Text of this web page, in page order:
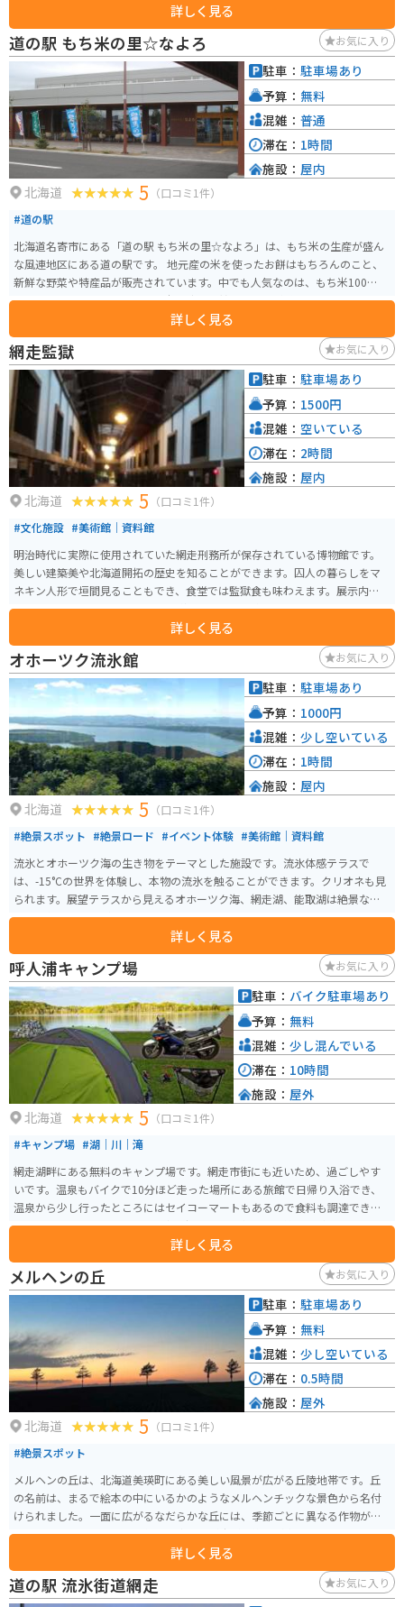
詳しく見る
道の駅 もち米の里☆なよろ お気に入り
北海道 5 （口コミ1件）
#道の駅
北海道名寄市にある「道の駅 もち米の里☆なよろ」は、もち米の生産が盛ん
な風連地区にある道の駅です。 地元産の米を使ったお餅はもちろんのこと、
新鮮な野菜や特産品が販売されています。中でも人気なのは、もち米100%使
用のソフトクリームです。もち米の独特な甘さと風味が感じられる、ここで
しか味わえないソフトクリームです。 バイクで訪れる場合は、広々とした駐
車場があるので安心です。道の駅には、観光案内所や休憩スペースも併設さ
れているので、ツーリングの休憩にも最適な場所です。 周辺には、美しい田
園風景が広がっており、特に夏場は緑一面の稲穂が楽しめます。また、道の
駅から少し足を伸ばせば、ひまわり畑やラベンダー畑など、季節の花々を楽
しむこともできます。
詳しく見る
駐車： 駐車場あり
予算： 無料
混雑： 普通
滞在： 1時間
施設： 屋内
網走監獄 お気に入り
北海道 5 （口コミ1件）
#文化施設 #美術館｜資料館
明治時代に実際に使用されていた網走刑務所が保存されている博物館です。
美しい建築美や北海道開拓の歴史を知ることができます。囚人の暮らしをマ
ネキン人形で垣間見ることもでき、食堂では監獄食も味わえます。展示内容が
わかりやすく面白いので、歴史に詳しくなくても楽しめます。
詳しく見る
駐車： 駐車場あり
予算： 1500円
混雑： 空いている
滞在： 2時間
施設： 屋内
オホーツク流氷館 お気に入り
北海道 5 （口コミ1件）
#絶景スポット #絶景ロード #イベント体験 #美術館｜資料館
流氷とオホーツク海の生き物をテーマとした施設です。流氷体感テラスで
は、-15°Cの世界を体験し、本物の流氷を触ることができます。クリオネも見
られます。展望テラスから見えるオホーツク海、網走湖、能取湖は絶景なの
で、天気の良い日がオススメです。
詳しく見る
駐車： 駐車場あり
予算： 1000円
混雑： 少し空いている
滞在： 1時間
施設： 屋内
呼人浦キャンプ場 お気に入り
北海道 5 （口コミ1件）
#キャンプ場 #湖｜川｜滝
網走湖畔にある無料のキャンプ場です。網走市街にも近いため、過ごしやす
いです。温泉もバイクで10分ほど走った場所にある旅館で日帰り入浴でき、
温泉から少し行ったところにはセイコーマートもあるので食料も調達できま
す。景色も良いです。特に明け方の網走湖畔は息をのむ美しさがあります。
詳しく見る
駐車： バイク駐車場あり
予算： 無料
混雑： 少し混んでいる
滞在： 10時間
施設： 屋外
メルヘンの丘 お気に入り
北海道 5 （口コミ1件）
#絶景スポット
メルヘンの丘は、北海道美瑛町にある美しい風景が広がる丘陵地帯です。丘
の名前は、まるで絵本の中にいるかのようなメルヘンチックな景色から名付
けられました。一面に広がるなだらかな丘には、季節ごとに異なる作物が育
ち、特に夏には緑豊かな農作物や青い空が広がる絶景が楽しめます。映画の
撮影地にもなっており、広い畑に木が7本生えているのがとても綺麗です。 ま
た、冬には雪が一面を覆い、真っ白な大地と青い空のコントラストが印象的
です。丘の頂上付近には木々が点在し、そのシルエットが夕焼け時には幻想
詳しく見る
駐車： 駐車場あり
予算： 無料
混雑： 少し空いている
滞在： 0.5時間
施設： 屋外
道の駅 流氷街道網走 お気に入り